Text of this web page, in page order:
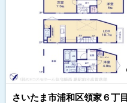
さいたま市浦和区領家６丁目